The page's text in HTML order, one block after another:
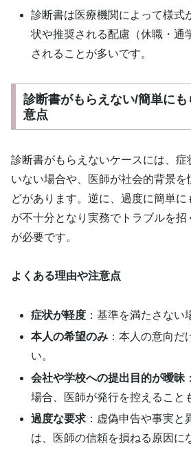
診断書は医療機関によって様式
状や推奨される配慮（休職・通
されることが多いです。
診断書がもらえない/簡単に
意点
診断書がもらえないケースには、症
いない場合や、医師が社会的背景
どがあります。逆に、過度に簡単
が不十分となり実務でトラブルを
が必要です。
よくある理由や注意点
症状が軽度 ：基準を満たさない
本人の希望のみ ：本人の意向だ
い。
会社や学校への提出目的が曖昧
場合、医師が発行を控えること
過度な要求 ：虚偽申告や事実
は、医師の信頼を損ねる原因に